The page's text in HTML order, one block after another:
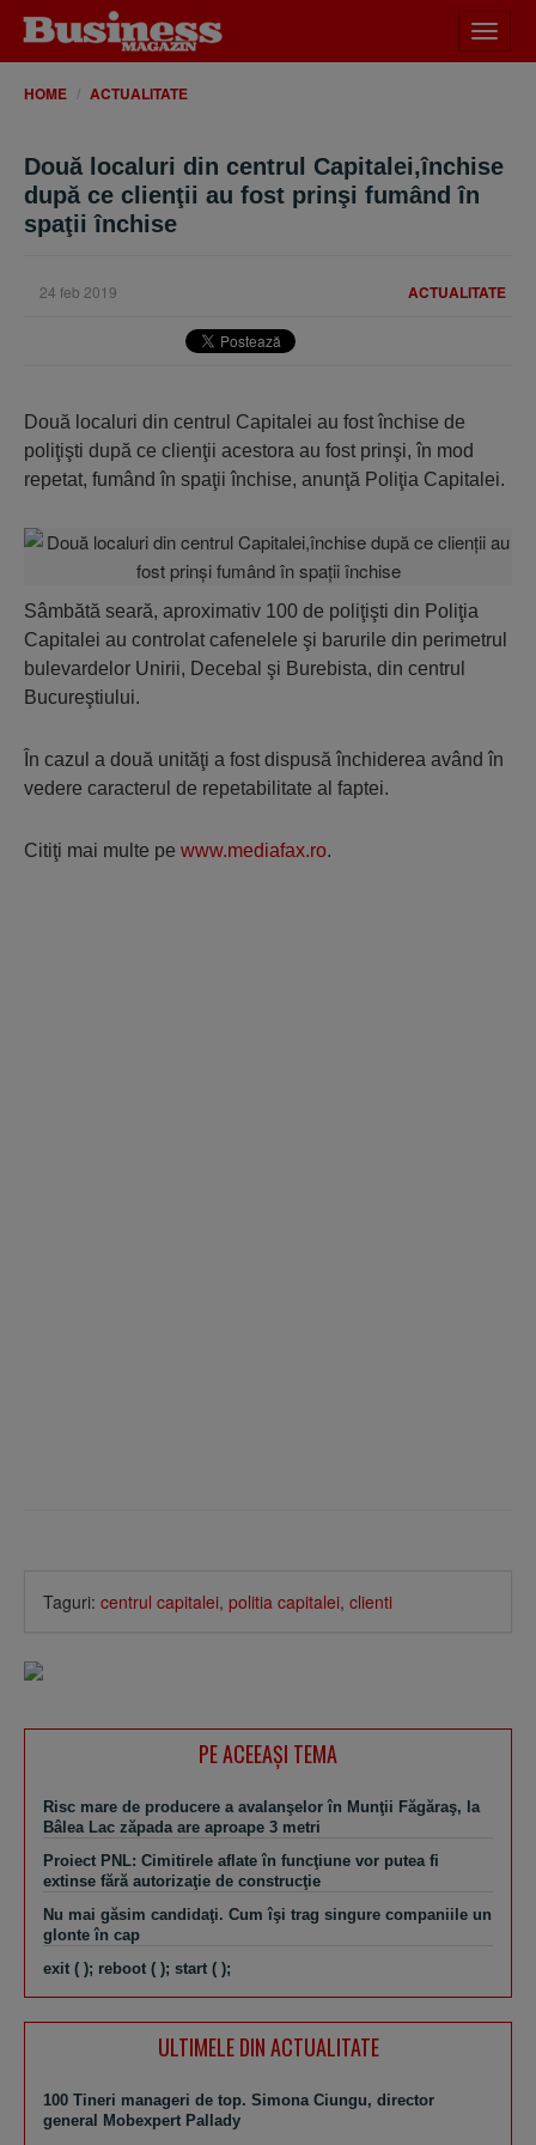
meniu
HOME ACTUALITATE
Două localuri din centrul Capitalei,închise
după ce clienţii au fost prinşi fumând în
spaţii închise
ACTUALITATE
24 feb 2019
Două localuri din centrul Capitalei au fost închise de
poliţişti după ce clienţii acestora au fost prinşi, în mod
repetat, fumând în spaţii închise, anunţă Poliţia Capitalei.
Sâmbătă seară, aproximativ 100 de poliţişti din Poliţia
Capitalei au controlat cafenelele şi barurile din perimetrul
bulevardelor Unirii, Decebal şi Burebista, din centrul
Bucureştiului.
În cazul a două unităţi a fost dispusă închiderea având în
vedere caracterul de repetabilitate al faptei.
Citiţi mai multe pe www.mediafax.ro.
Taguri: centrul capitalei, politia capitalei, clienti
PE ACEEAŞI TEMA
Risc mare de producere a avalanşelor în Munţii Făgăraş, la
Bâlea Lac zăpada are aproape 3 metri
Proiect PNL: Cimitirele aflate în funcţiune vor putea fi
extinse fără autorizaţie de construcţie
Nu mai găsim candidaţi. Cum îşi trag singure companiile un
glonte în cap
exit ( ); reboot ( ); start ( );
ULTIMELE DIN ACTUALITATE
100 Tineri manageri de top. Simona Ciungu, director
general Mobexpert Pallady